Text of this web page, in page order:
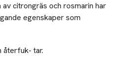
citrongräs och rosmarin har
egenskaper som
återfuk- tar.